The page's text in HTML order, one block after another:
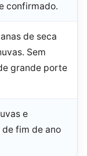
confirmado.
de seca
Sem
grande porte
e
fim de ano